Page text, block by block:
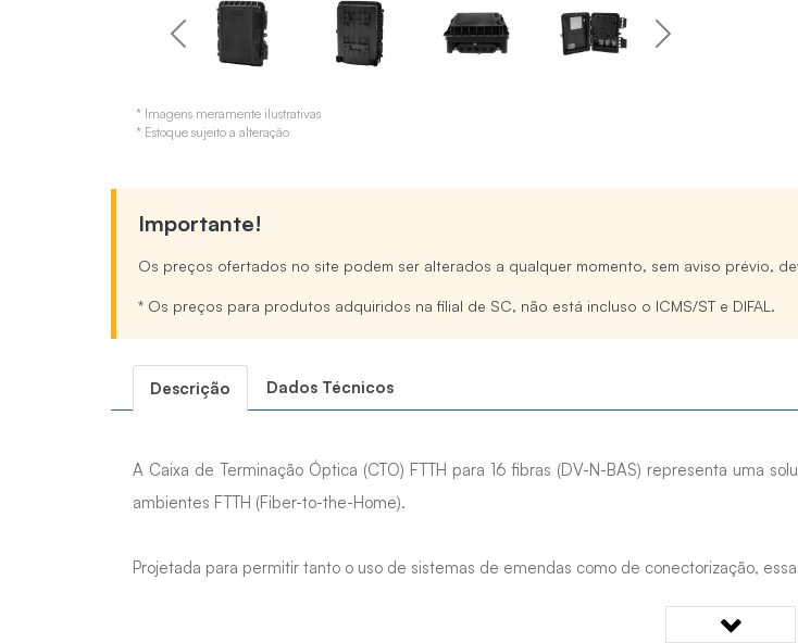
* Imagens meramente ilustrativas
* Estoque sujeito a alteração
Importante!
Os preços ofertados no site podem ser alterados a qualquer momento, sem aviso prévio,
* Os preços para produtos adquiridos na filial de SC, não está incluso o ICMS/ST e DIFAL.
Descrição Dados Técnicos
A Caixa de Terminação Óptica (CTO) FTTH para 16 fibras (DV-N-BAS) representa uma
ambientes FTTH (Fiber-to-the-Home).
Projetada para permitir tanto o uso de sistemas de emendas como de conectorização,
O fechamento e vedação da caixa são realizados por meio de um sistema mecânico